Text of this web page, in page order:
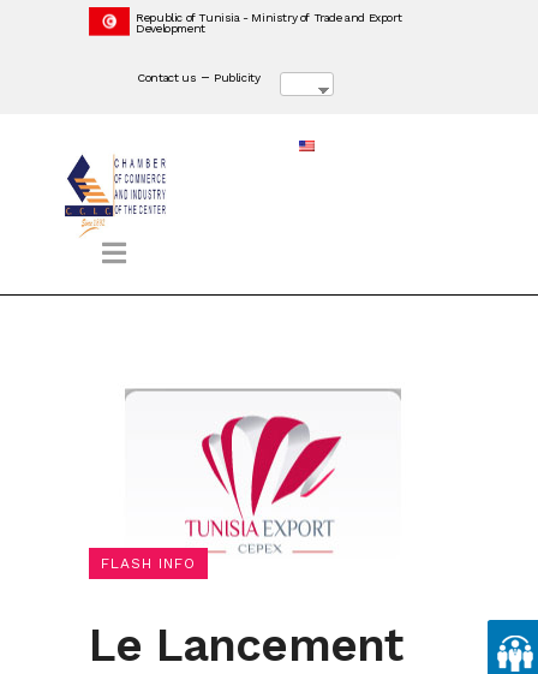
Republic of Tunisia - Ministry of Trade and Export
Development
Contact us – Publicity
FLASH INFO
Le Lancement